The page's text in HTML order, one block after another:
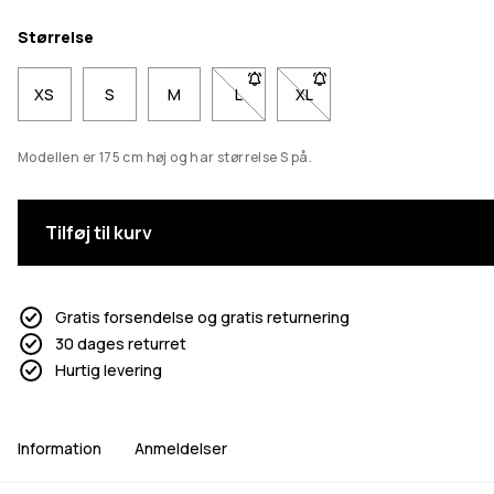
Størrelse
XS S M L- Størrelse L er ikke tilgængelig.
XL- Størrelse XL er ikke
Modellen er 175 cm høj og har størrelse S på.
Tilføj til kurv
Gratis forsendelse og gratis returnering
30 dages returret
Hurtig levering
Information Anmeldelser